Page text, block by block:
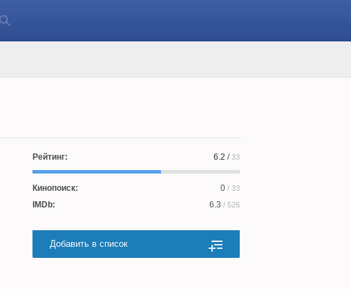
Рейтинг: 6.2 /33
Кинопоиск: 0 / 33
IMDb: 6.3 / 526
Добавить в список